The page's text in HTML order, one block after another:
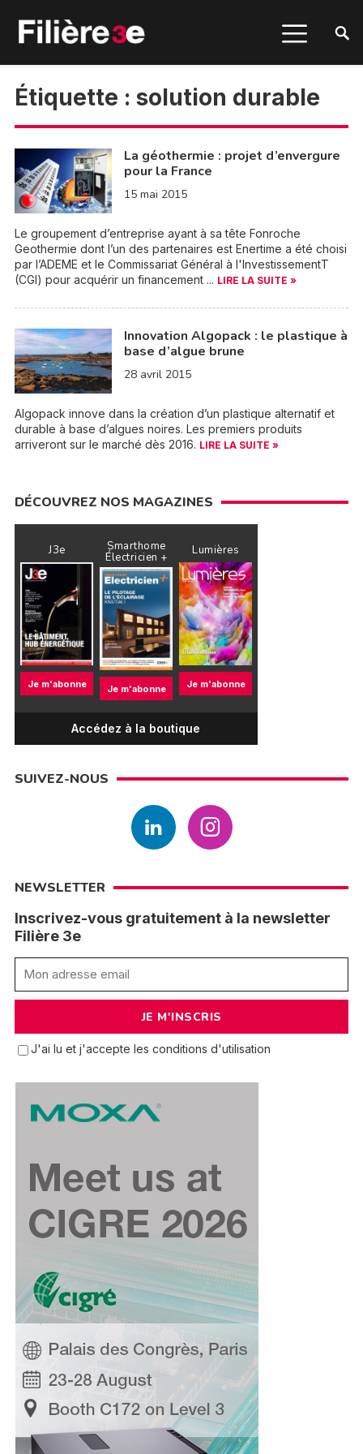
Étiquette : solution durable
La géothermie : projet d’envergure
pour la France
15 mai 2015
Le groupement d’entreprise ayant à sa tête Fonroche
Geothermie dont l’un des partenaires est Enertime a été choisi
par l’ADEME et le Commissariat Général à l'InvestissementT
(CGI) pour acquérir un financement ... LIRE LA SUITE »
Innovation Algopack : le plastique à
base d’algue brune
28 avril 2015
Algopack innove dans la création d’un plastique alternatif et
durable à base d’algues noires. Les premiers produits
arriveront sur le marché dès 2016. LIRE LA SUITE »
DÉCOUVREZ NOS MAGAZINES
J3e
Je m'abonne
Smarthome
Électricien +
Je m'abonne
Lumières
Je m'abonne
Accédez à la boutique
SUIVEZ-NOUS
NEWSLETTER
Inscrivez-vous gratuitement à la newsletter
Filière 3e
J'ai lu et j'accepte les conditions d'utilisation